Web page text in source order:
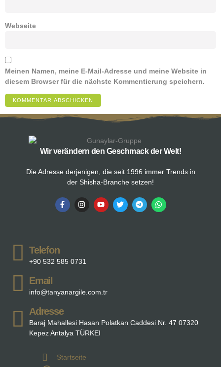
Webseite
Meinen Namen, meine E-Mail-Adresse und meine Website in
diesem Browser für die nächste Kommentierung speichern.
Wir verändern den Geschmack der Welt!
Die Adresse derjenigen, die seit 1996 immer Trends in
der Shisha-Branche setzen!
Telefon
+90 532 585 0731
Email
info@tanyanargile.com.tr
Adresse
Baraj Mahallesi Hasan Polatkan Caddesi Nr. 47 07320
Kepez Antalya TÜRKEI
Startseite